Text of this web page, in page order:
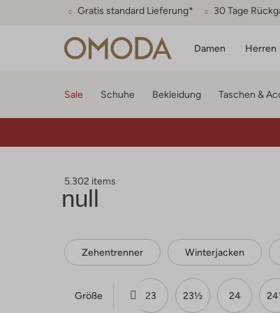
Gratis standard Lieferung* 30 Tage
Damen Herren
Sale Schuhe Bekleidung Taschen &
5.302 items
null
Zehentrenner Winterjacken
Größe22½ 23 23½ 24